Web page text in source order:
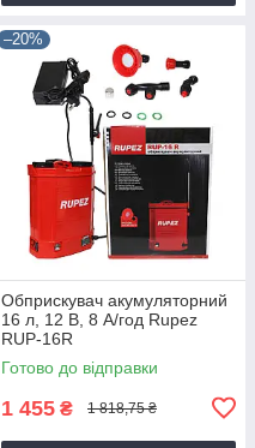
–20%
Обприскувач акумуляторний
16 л, 12 В, 8 А/год Rupez
RUP-16R
Готово до відправки
1 455 ₴ 1 818,75 ₴